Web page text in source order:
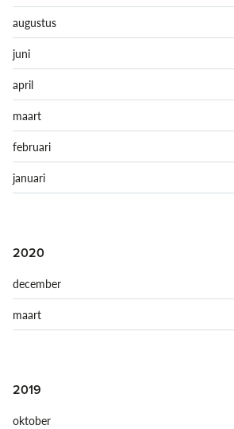
augustus
juni
april
maart
februari
januari
2020
december
maart
2019
oktober